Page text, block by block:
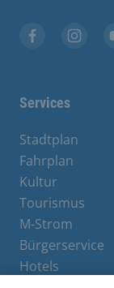
Services
Stadtplan
Fahrplan
Kultur
Tourismus
M-Strom
Bürgerservice
Hotels